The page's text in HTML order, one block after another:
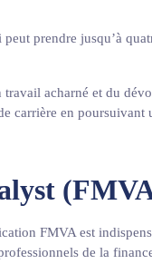
prendre jusqu’à
acharné et du
carrière en poursuivant
FMVA est
de la